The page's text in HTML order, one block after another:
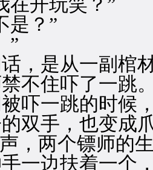
开玩笑？”
？”
”
是从一副棺
住吓了一跳
一跳的时候，
手，也变成爪
两个镖师的
边扶着一个，